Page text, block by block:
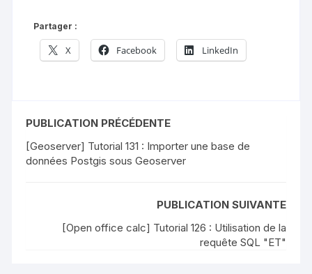
Partager :
X Facebook LinkedIn
PUBLICATION PRÉCÉDENTE
[Geoserver] Tutorial 131 : Importer une base de
données Postgis sous Geoserver
PUBLICATION SUIVANTE
[Open office calc] Tutorial 126 : Utilisation de la
requête SQL "ET"